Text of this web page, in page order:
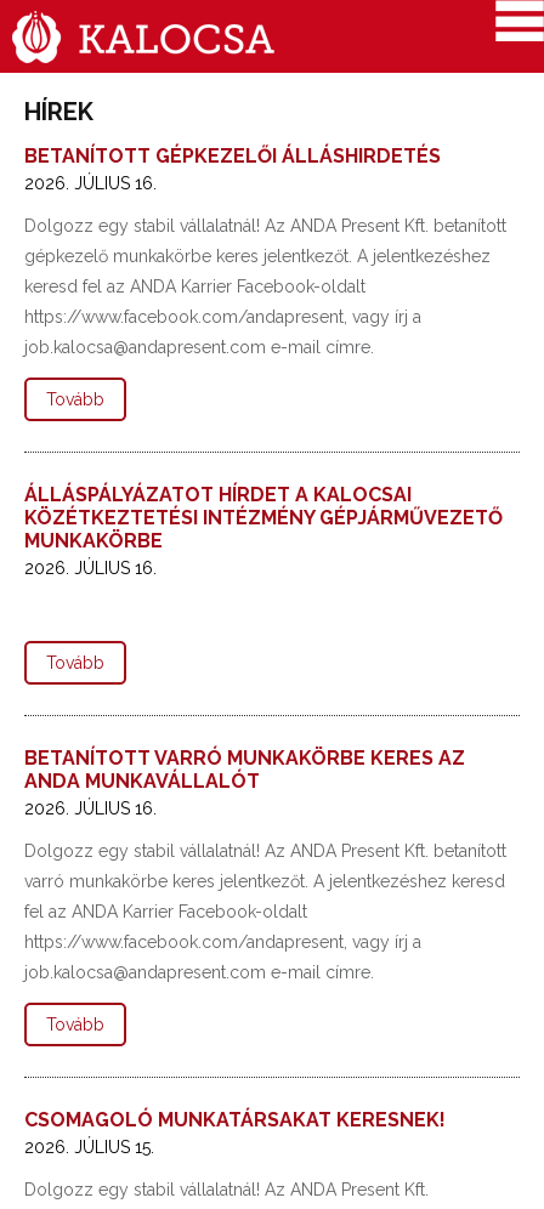
HÍREK
BETANÍTOTT GÉPKEZELŐI ÁLLÁSHIRDETÉS
2026. JÚLIUS 16.
Dolgozz egy stabil vállalatnál! Az ANDA Present Kft. betanított
gépkezelő munkakörbe keres jelentkezőt. A jelentkezéshez
keresd fel az ANDA Karrier Facebook-oldalt
https://www.facebook.com/andapresent, vagy írj a
job.kalocsa@andapresent.com e-mail címre.
Tovább
ÁLLÁSPÁLYÁZATOT HÍRDET A KALOCSAI
KÖZÉTKEZTETÉSI INTÉZMÉNY GÉPJÁRMŰVEZETŐ
MUNKAKÖRBE
2026. JÚLIUS 16.
Tovább
BETANÍTOTT VARRÓ MUNKAKÖRBE KERES AZ
ANDA MUNKAVÁLLALÓT
2026. JÚLIUS 16.
Dolgozz egy stabil vállalatnál! Az ANDA Present Kft. betanított
varró munkakörbe keres jelentkezőt. A jelentkezéshez keresd
fel az ANDA Karrier Facebook-oldalt
https://www.facebook.com/andapresent, vagy írj a
job.kalocsa@andapresent.com e-mail címre.
Tovább
CSOMAGOLÓ MUNKATÁRSAKAT KERESNEK!
2026. JÚLIUS 15.
Dolgozz egy stabil vállalatnál! Az ANDA Present Kft.